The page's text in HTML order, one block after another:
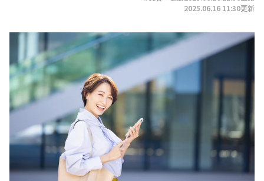
2025.06.16 11:30更新